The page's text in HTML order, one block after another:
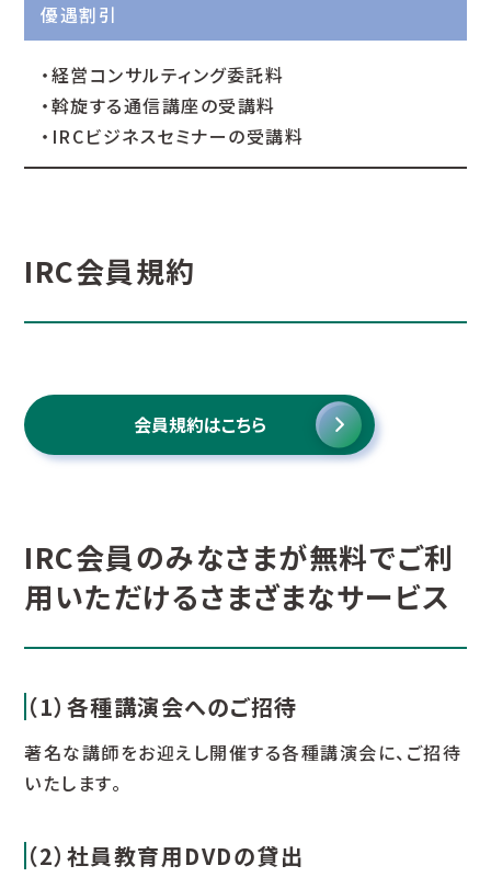
優遇割引
・経営コンサルティング委託料
・斡旋する通信講座の受講料
・IRCビジネスセミナーの受講料
IRC会員規約
会員規約はこちら
IRC会員のみなさまが無料でご利
用いただけるさまざまなサービス
（1）各種講演会へのご招待
著名な講師をお迎えし開催する各種講演会に、ご招待
いたします。
（2）社員教育用DVDの貸出